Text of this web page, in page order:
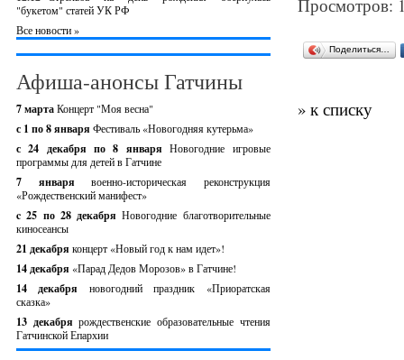
"букетом" статей УК РФ
Все новости »
Афиша-анонсы Гатчины
7 мартаКонцерт "Моя весна"
с 1 по 8 января Фестиваль «Новогодняя кутерьма»
с 24 декабря по 8 январяНовогодние игровые
программы для детей в Гатчине
7 январявоенно-историческая реконструкция
«Рождественский манифест»
c 25 по 28 декабряНовогодние благотворительные
киносеансы
21 декабря концерт «Новый год к нам идет»!
14 декабря «Парад Дедов Морозов» в Гатчине!
14 декабря новогодний праздник «Приоратская
сказка»
13 декабрярождественские образовательные чтения
Гатчинской Епархии
Просмотров:
Поделиться…
» к списку